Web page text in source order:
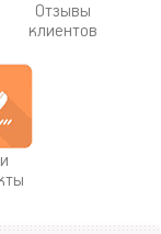
Отзывы
клиентов